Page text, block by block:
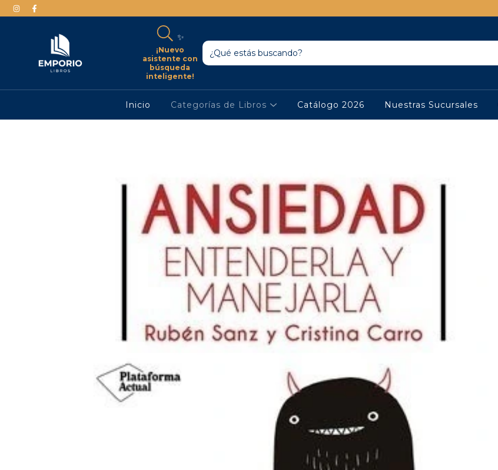
✨
¡Nuevo
asistente con
búsqueda
inteligente!
Inicio Categorías de Libros Catálogo 2026 Nuestras Sucursales